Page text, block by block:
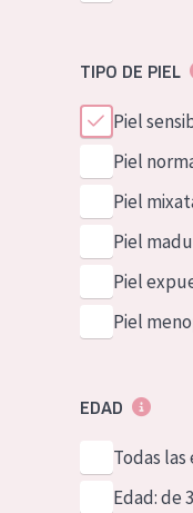
TIPO DE PIEL
Piel
Piel
Piel
Piel
Piel
Piel
EDAD
Todas las
Edad: de